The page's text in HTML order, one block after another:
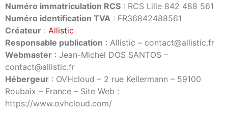
Numéro immatriculation RCS : RCS Lille 842 488 561
Numéro identification TVA : FR36842488561
Créateur : Allistic
Responsable publication : Allistic – contact@allistic.fr
Webmaster : Jean-Michel DOS SANTOS –
contact@allistic.fr
Hébergeur : OVHcloud – 2 rue Kellermann – 59100
Roubaix – France – Site Web :
https://www.ovhcloud.com/